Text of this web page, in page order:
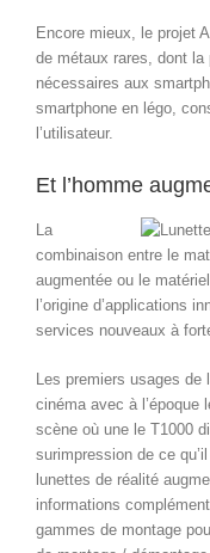
Encore mieux, le projet
de métaux rares, dont
nécessaires aux
smartphone en légo,
l’utilisateur.
Et l’homme
La
combinaison entre le
augmentée ou le
l’origine d’applications
services nouveaux à
Les premiers usages
cinéma avec à l’époque
scène où une le T1000
surimpression de ce
lunettes de réalité
informations
gammes de montage